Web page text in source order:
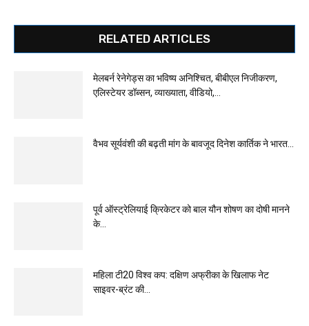
RELATED ARTICLES
मेलबर्न रेनेगेड्स का भविष्य अनिश्चित, बीबीएल निजीकरण,
एलिस्टेयर डॉब्सन, व्याख्याता, वीडियो,...
वैभव सूर्यवंशी की बढ़ती मांग के बावजूद दिनेश कार्तिक ने भारत...
पूर्व ऑस्ट्रेलियाई क्रिकेटर को बाल यौन शोषण का दोषी मानने
के...
महिला टी20 विश्व कप: दक्षिण अफ्रीका के खिलाफ नेट
साइवर-ब्रंट की...